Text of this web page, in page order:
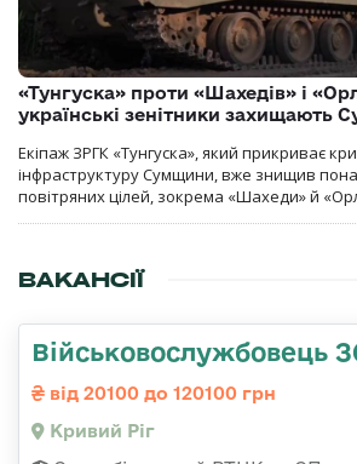
«Тунгуска» проти «Шахедів» і
українські зенітники захищають
Екіпаж ЗРГК «Тунгуска», який прикриває
інфраструктуру Сумщини, вже знищив
повітряних цілей, зокрема «Шахеди» й
ВАКАНСІЇ
Військовослужбовець
від 20100 до 120100 грн
Кривий Ріг